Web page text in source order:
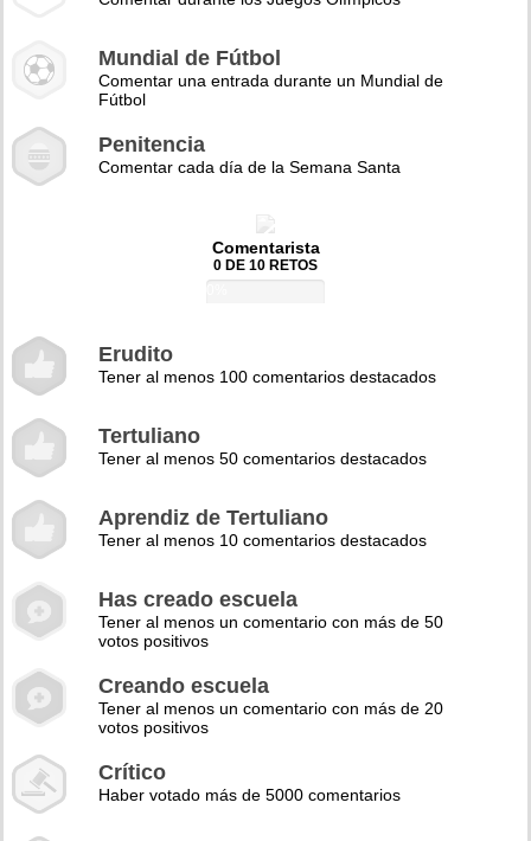
Mundial de Fútbol
Comentar una entrada durante un Mundial de
Fútbol
Penitencia
Comentar cada día de la Semana Santa
Comentarista
0 DE 10 RETOS
Erudito
Tener al menos 100 comentarios destacados
Tertuliano
Tener al menos 50 comentarios destacados
Aprendiz de Tertuliano
Tener al menos 10 comentarios destacados
Has creado escuela
Tener al menos un comentario con más de 50
votos positivos
Creando escuela
Tener al menos un comentario con más de 20
votos positivos
Crítico
Haber votado más de 5000 comentarios